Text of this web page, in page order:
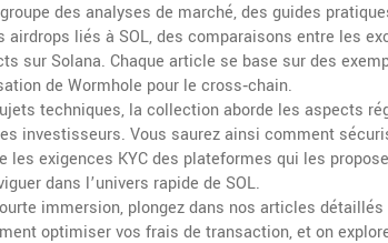
des analyses de marché, des guides
airdrops liés à SOL, des comparaisons entre les
sur Solana. Chaque article se base sur des
de Wormhole pour le cross‑chain.
techniques, la collection aborde les aspects
investisseurs. Vous saurez ainsi comment
les exigences KYC des plateformes qui les
dans l’univers rapide de SOL.
immersion, plongez dans nos articles
optimiser vos frais de transaction, et on